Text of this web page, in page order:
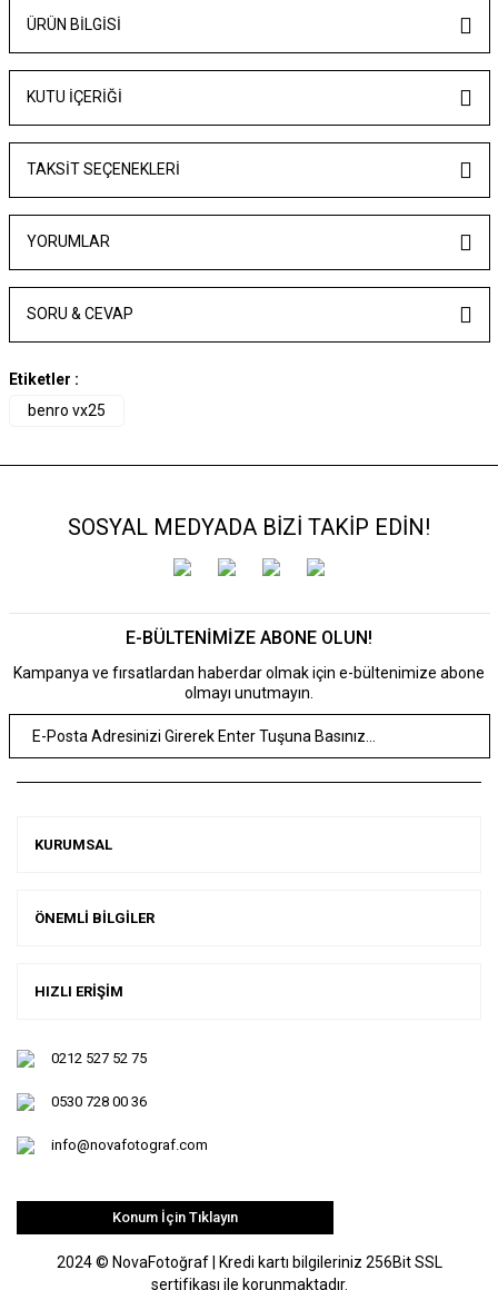
ÜRÜN BILGISI
KUTU İÇERİĞİ
TAKSIT SEÇENEKLERI
YORUMLAR
SORU & CEVAP
Etiketler :
benro vx25
SOSYAL MEDYADA BİZİ TAKİP EDİN!
E-BÜLTENİMİZE ABONE OLUN!
Kampanya ve fırsatlardan haberdar olmak için e-bültenimize abone
olmayı unutmayın.
KURUMSAL
ÖNEMLİ BİLGİLER
HIZLI ERİŞİM
0212 527 52 75
0530 728 00 36
info@novafotograf.com
Konum İçin Tıklayın
2024 © NovaFotoğraf | Kredi kartı bilgileriniz 256Bit SSL
sertifikası ile korunmaktadır.